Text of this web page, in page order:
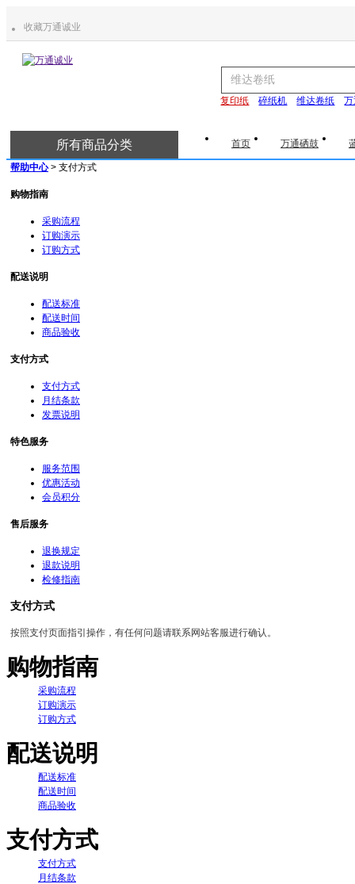
收藏万通诚业
复印纸 碎纸机 维达卷纸
所有商品分类 首页 万通硒鼓
帮助中心 > 支付方式
购物指南
采购流程
订购演示
订购方式
配送说明
配送标准
配送时间
商品验收
支付方式
支付方式
月结条款
发票说明
特色服务
服务范围
优惠活动
会员积分
售后服务
退换规定
退款说明
检修指南
支付方式
按照支付页面指引操作，有任何问题请联系网站客服进行确认。
购物指南
采购流程
订购演示
订购方式
配送说明
配送标准
配送时间
商品验收
支付方式
支付方式
月结条款